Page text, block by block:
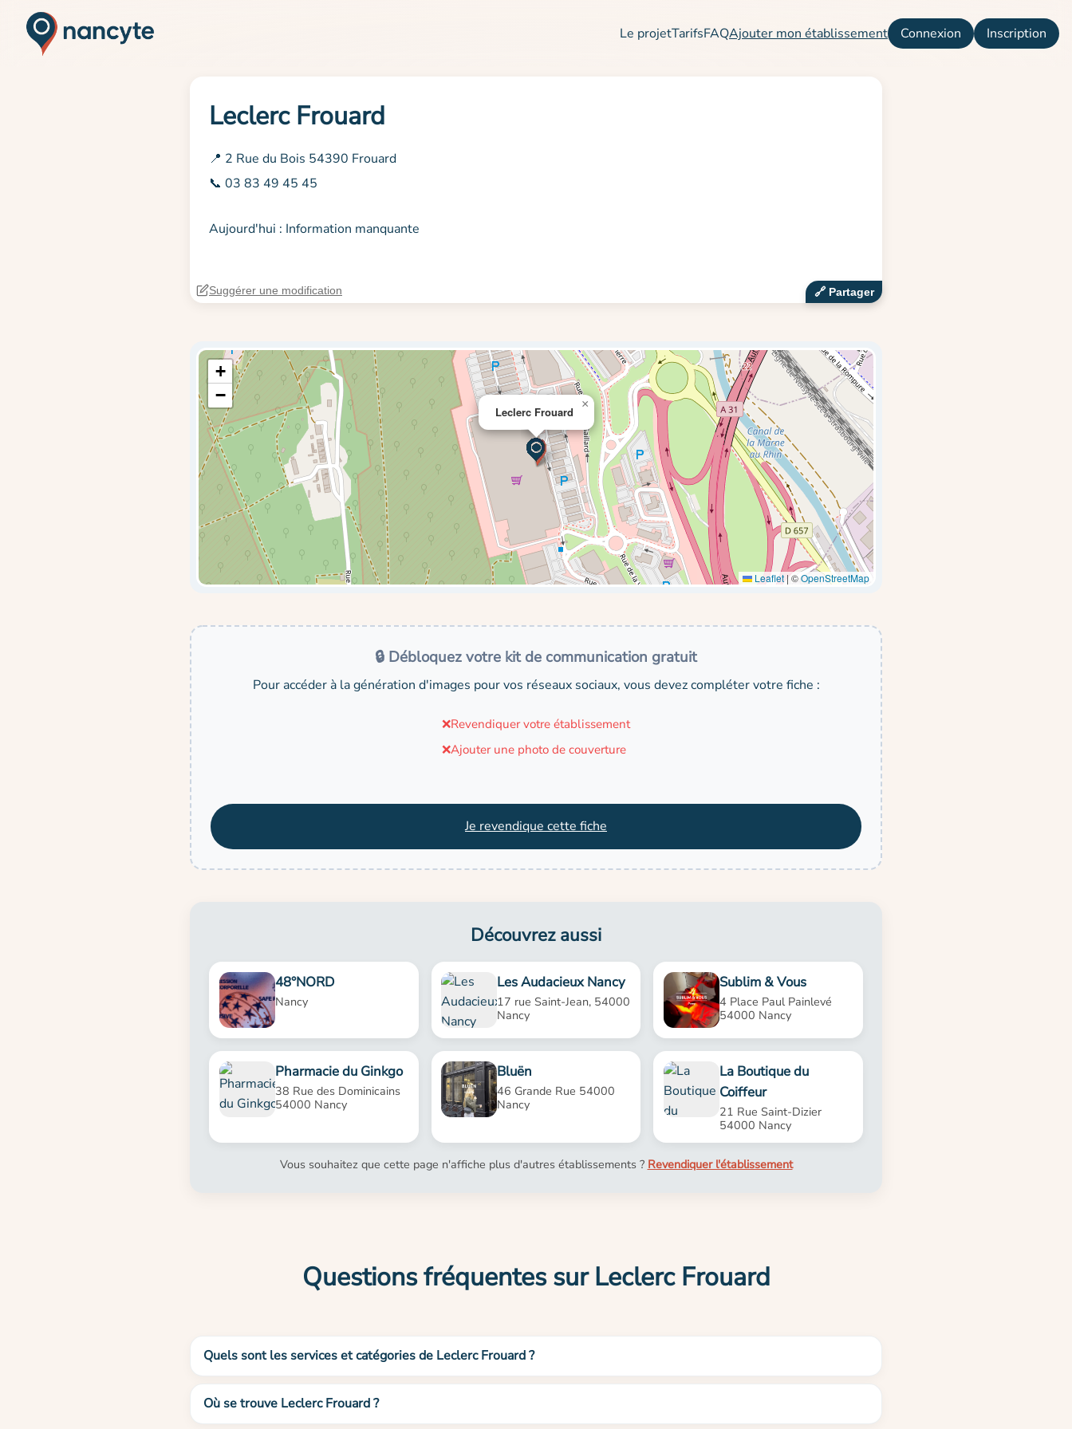
Le projetTarifsFAQAjouter mon établissement Connexion Inscription
Leclerc Frouard
📍 2 Rue du Bois 54390 Frouard
📞 03 83 49 45 45
Aujourd'hui : Information manquante
🔗‍️ Partager
Suggérer une modification
Leclerc Frouard
×
+
−
Leaflet|©OpenStreetMap
🔒 Débloquez votre kit de communication gratuit
Pour accéder à la génération d'images pour vos réseaux sociaux, vous devez compléter votre fiche :
❌Revendiquer votre établissement
❌Ajouter une photo de couverture
Je revendique cette fiche
Découvrez aussi
48°NORD
Nancy
Les Audacieux Nancy
17 rue Saint-Jean, 54000
Nancy
Sublim & Vous
4 Place Paul Painlevé
54000 Nancy
Pharmacie du Ginkgo
38 Rue des Dominicains
54000 Nancy
Bluën
46 Grande Rue 54000
Nancy
La Boutique du
Coiffeur
21 Rue Saint-Dizier
54000 Nancy
Vous souhaitez que cette page n'affiche plus d'autres établissements ? Revendiquer l'établissement
Questions fréquentes sur Leclerc Frouard
Quels sont les services et catégories de Leclerc Frouard ?
Où se trouve Leclerc Frouard ?